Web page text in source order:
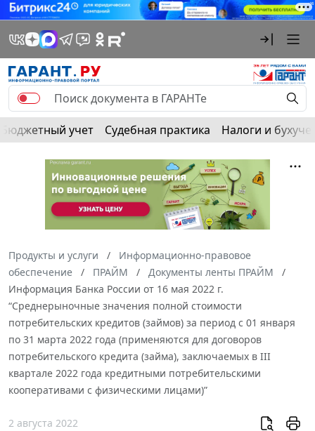
Бюджетный учет Судебная практика Налоги и
Продукты и услуги
Информационно-правовое
обеспечение
ПРАЙМ
Документы ленты ПРАЙМ
Информация Банка России от 16 мая 2022 г.
“Среднерыночные значения полной стоимости
потребительских кредитов (займов) за период с 01 января
по 31 марта 2022 года (применяются для договоров
потребительского кредита (займа), заключаемых в III
квартале 2022 года кредитными потребительскими
кооперативами с физическими лицами)”
2 августа 2022